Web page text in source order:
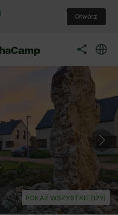
Otwórz
POKAŻ WSZYSTKIE (179)